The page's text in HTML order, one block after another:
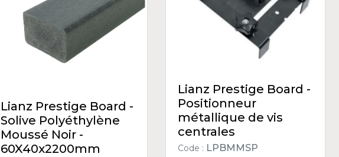
Lianz Prestige Board -
Solive Polyéthylène
Moussé Noir -
60X40x2200mm
Lianz Prestige Board -
Positionneur
métallique de vis
centrales
Code : LPBMMSP